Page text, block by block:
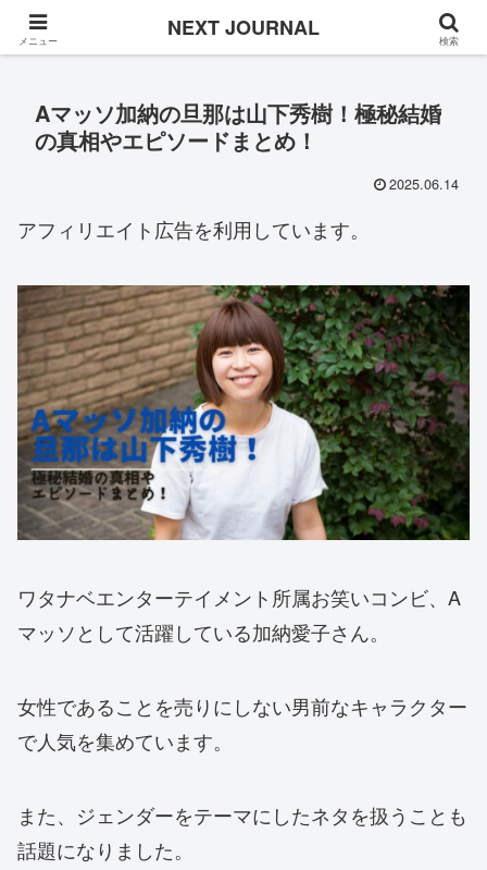
Once in a while
Aマッソ加納の旦那は山下秀樹！極秘結婚
の真相やエピソードまとめ！
2025.06.14
アフィリエイト広告を利用しています。
ワタナベエンターテイメント所属お笑いコンビ、A
マッソとして活躍している加納愛子さん。
女性であることを売りにしない男前なキャラクター
で人気を集めています。
また、ジェンダーをテーマにしたネタを扱うことも
話題になりました。
メニュー NEXT JOURNAL 検索